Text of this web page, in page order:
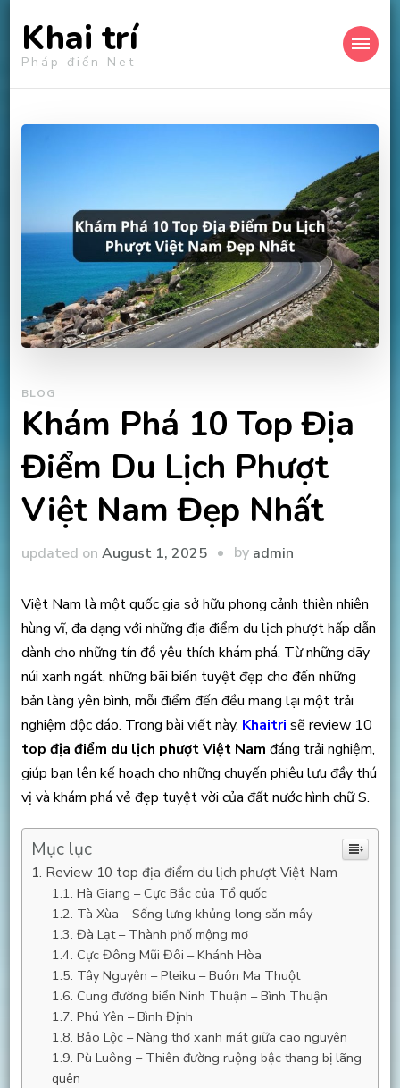
Khai trí
Pháp điển Net
BLOG
Khám Phá 10 Top Địa
Điểm Du Lịch Phượt
Việt Nam Đẹp Nhất
updated on August 1, 2025 by admin
Việt Nam là một quốc gia sở hữu phong cảnh thiên nhiên
hùng vĩ, đa dạng với những địa điểm du lịch phượt hấp dẫn
dành cho những tín đồ yêu thích khám phá. Từ những dãy
núi xanh ngát, những bãi biển tuyệt đẹp cho đến những
bản làng yên bình, mỗi điểm đến đều mang lại một trải
nghiệm độc đáo. Trong bài viết này, Khaitri sẽ review 10
top địa điểm du lịch phượt Việt Nam đáng trải nghiệm,
giúp bạn lên kế hoạch cho những chuyến phiêu lưu đầy thú
vị và khám phá vẻ đẹp tuyệt vời của đất nước hình chữ S.
Mục lục
Review 10 top địa điểm du lịch phượt Việt Nam
Hà Giang – Cực Bắc của Tổ quốc
Tà Xùa – Sống lưng khủng long săn mây
Đà Lạt – Thành phố mộng mơ
Cực Đông Mũi Đôi – Khánh Hòa
Tây Nguyên – Pleiku – Buôn Ma Thuột
Cung đường biển Ninh Thuận – Bình Thuận
Phú Yên – Bình Định
Bảo Lộc – Nàng thơ xanh mát giữa cao nguyên
Pù Luông – Thiên đường ruộng bậc thang bị lãng
quên